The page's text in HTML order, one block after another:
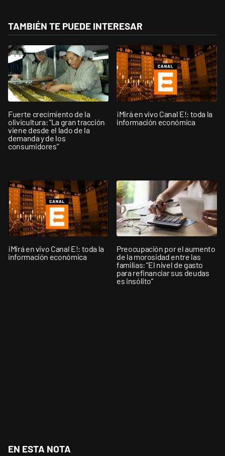
TAMBIÉN TE PUEDE INTERESAR
Fuerte crecimiento de la
olivicultura: "La gran tracción
viene desde el lado de la
demanda y de los
consumidores”
¡Mirá en vivo Canal E!: toda la
información económica
¡Mirá en vivo Canal E!: toda la
información económica
Preocupación por el aumento
de la morosidad entre las
familias: “El nivel de gasto
para refinanciar sus deudas
es insólito”
EN ESTA NOTA